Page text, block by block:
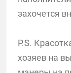
захочется
P.S.
хозяев на